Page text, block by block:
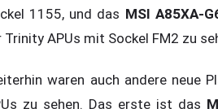
1155, und das MSI A85XA-
Trinity APUs mit Sockel FM2 zu
waren auch andere neue
zu sehen. Das erste ist das